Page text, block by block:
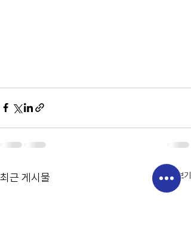
최근 게시물 전체 보기